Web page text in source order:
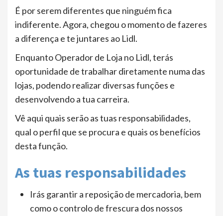
É por serem diferentes que ninguém fica
indiferente. Agora, chegou o momento de fazeres
a diferença e te juntares ao Lidl.
Enquanto Operador de Loja no Lidl, terás
oportunidade de trabalhar diretamente numa das
lojas, podendo realizar diversas funções e
desenvolvendo a tua carreira.
Vê aqui quais serão as tuas responsabilidades,
qual o perfil que se procura e quais os benefícios
desta função.
As tuas responsabilidades
Irás garantir a reposição de mercadoria, bem
como o controlo de frescura dos nossos